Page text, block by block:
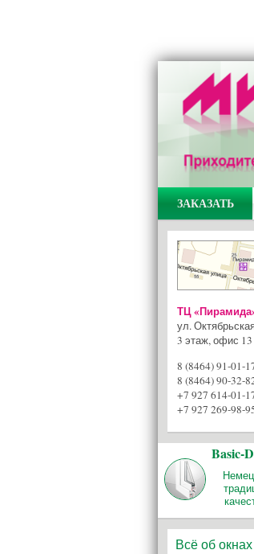
ЗАКАЗАТЬ
ТЦ
ул.
3 этаж, офис 13
8 (8464) 91-01-
8 (8464) 90-32-
+7 927 614-01-
+7 927 269-98-
Basic-
Всё об окнах